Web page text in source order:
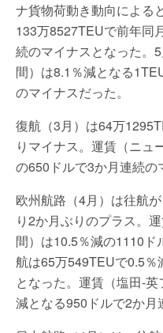
ナ貨物荷動き動向による
133万8527TEUで前年同
続のマイナスとなった。
間）は8.1％減となる
のマイナスだった。
復航（3月）は64万
りマイナス。運賃（ニュ
の650ドルで3か月連続の
欧州航路（4月）は往航
り2か月ぶりのプラス。
間）は10.5％減の1110ド
航は65万549TEUで0.5％
となった。運賃（塩田-
減となる950ドルで2か月